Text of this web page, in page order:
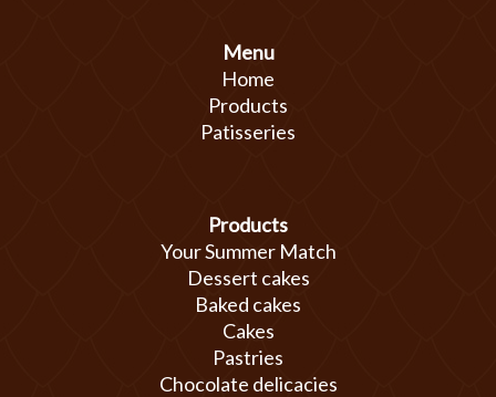
Menu
Home
Products
Patisseries
Products
Your Summer Match
Dessert cakes
Baked cakes
Cakes
Pastries
Chocolate delicacies